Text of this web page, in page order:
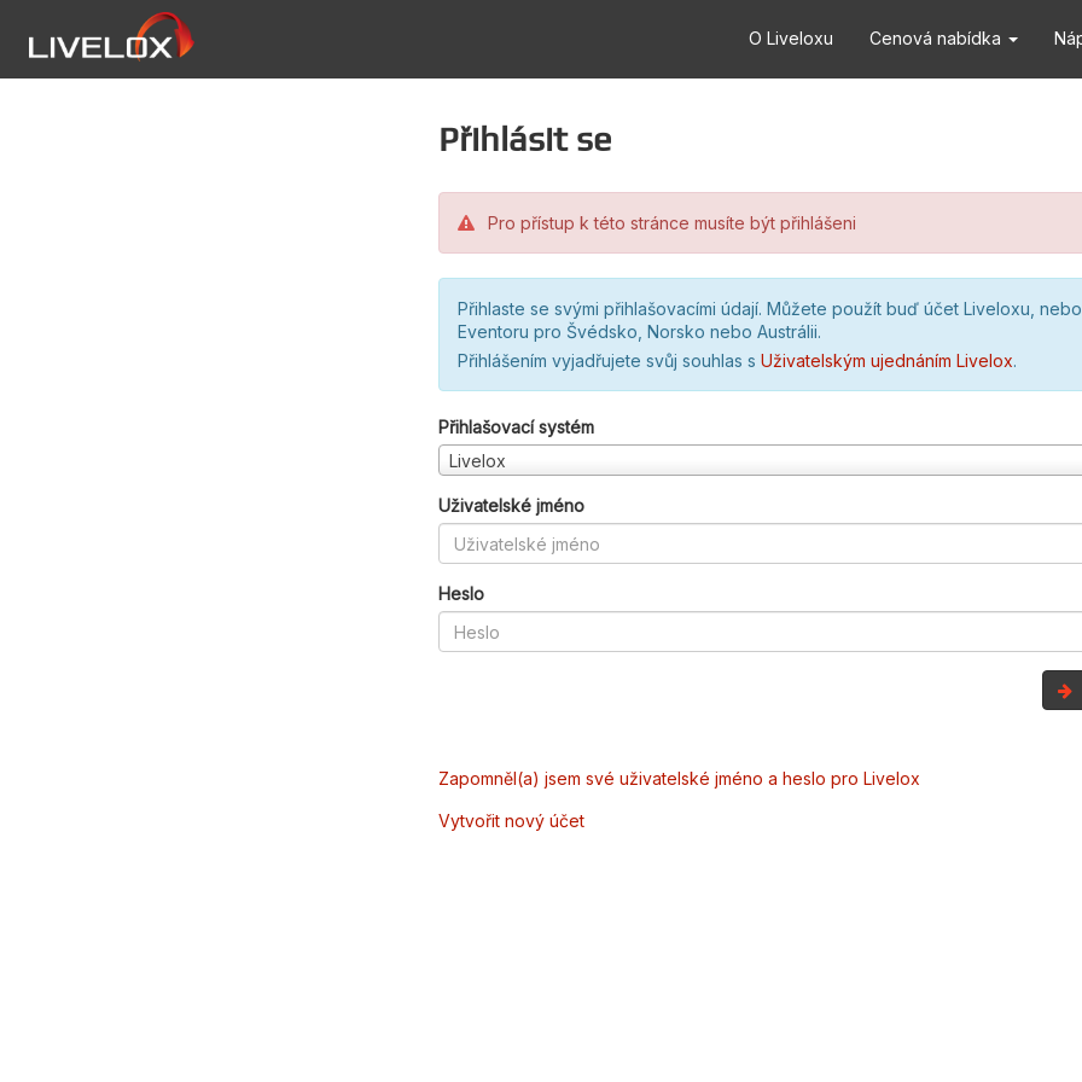
O Liveloxu Cenová nabídka
Přihlásit se
Pro přístup k této stránce musíte být přihlášeni
Přihlaste se svými přihlašovacími údají. Můžete použít buď účet Liveloxu,
Eventoru pro Švédsko, Norsko nebo Austrálii.
Přihlášením vyjadřujete svůj souhlas s Uživatelským ujednáním Livelox.
Přihlašovací systém
Livelox
Uživatelské jméno
Heslo
Zapomněl(a) jsem své uživatelské jméno a heslo pro Livelox
Vytvořit nový účet